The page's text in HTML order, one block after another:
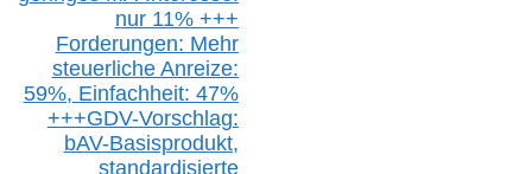
nur 11% +++
Forderungen: Mehr
steuerliche Anreize:
59%, Einfachheit: 47%
+++GDV-Vorschlag:
bAV-Basisprodukt,
standardisierte